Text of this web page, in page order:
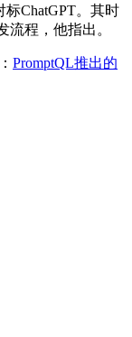
ChatGPT。其时
流程，他指出。
PromptQL推出的